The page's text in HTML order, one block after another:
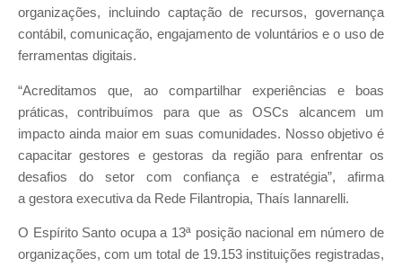
organizações, incluindo captação de recursos, governança
contábil, comunicação, engajamento de voluntários e o uso de
ferramentas digitais.
“Acreditamos que, ao compartilhar experiências e boas
práticas, contribuímos para que as OSCs alcancem um
impacto ainda maior em suas comunidades. Nosso objetivo é
capacitar gestores e gestoras da região para enfrentar os
desafios do setor com confiança e estratégia”, afirma
a gestora executiva da Rede Filantropia, Thaís Iannarelli.
O Espírito Santo ocupa a 13ª posição nacional em número de
organizações, com um total de 19.153 instituições registradas,